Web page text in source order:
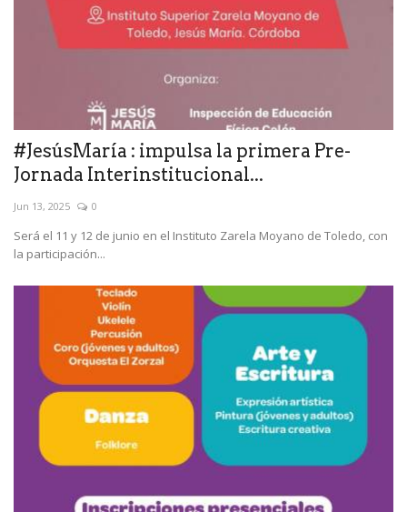
#JesúsMaría : impulsa la primera Pre-
Jornada Interinstitucional...
Jun 13, 2025 0
Será el 11 y 12 de junio en el Instituto Zarela Moyano de Toledo, con
la participación...